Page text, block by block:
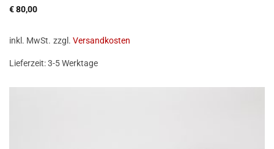
€80,00
inkl. MwSt. zzgl. Versandkosten
Lieferzeit:3-5 Werktage